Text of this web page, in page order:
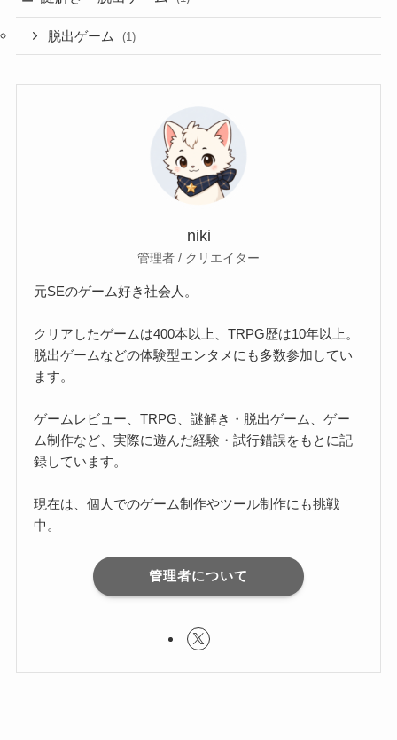
脱出ゲーム (1)
niki
管理者 / クリエイター
元SEのゲーム好き社会人。
クリアしたゲームは400本以上、TRPG歴は10年以上。
脱出ゲームなどの体験型エンタメにも多数参加してい
ます。
ゲームレビュー、TRPG、謎解き・脱出ゲーム、ゲー
ム制作など、実際に遊んだ経験・試行錯誤をもとに記
録しています。
現在は、個人でのゲーム制作やツール制作にも挑戦
中。
管理者について